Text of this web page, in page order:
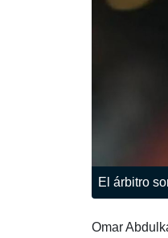
El árbitro
Omar